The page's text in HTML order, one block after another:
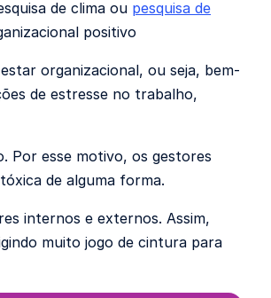
de clima ou pesquisa de
positivo
organizacional, ou seja, bem-
de estresse no trabalho,
Por esse motivo, os gestores
de alguma forma.
internos e externos. Assim,
muito jogo de cintura para